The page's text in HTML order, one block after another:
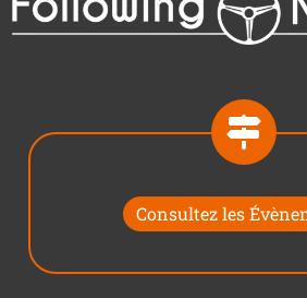
Consultez les